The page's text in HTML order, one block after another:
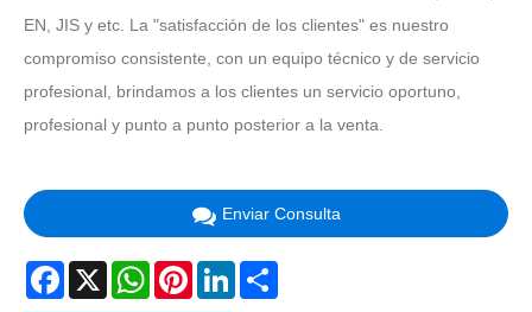
EN, JIS y etc. La "satisfacción de los clientes" es nuestro
compromiso consistente, con un equipo técnico y de servicio
profesional, brindamos a los clientes un servicio oportuno,
profesional y punto a punto posterior a la venta.
Enviar Consulta
Facebook
X WhatsAppPinterestLinkedIn